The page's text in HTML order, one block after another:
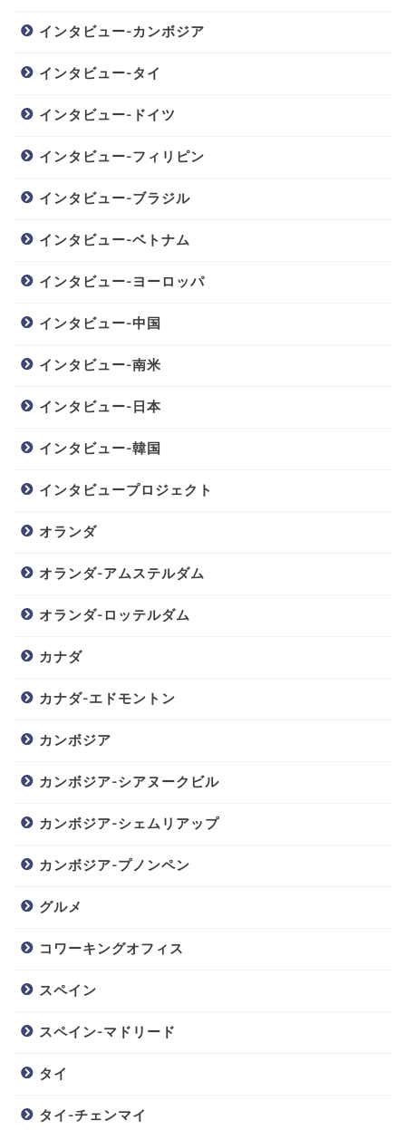
インタビュー-カンボジア
インタビュー-タイ
インタビュー-ドイツ
インタビュー-フィリピン
インタビュー-ブラジル
インタビュー-ベトナム
インタビュー-ヨーロッパ
インタビュー-中国
インタビュー-南米
インタビュー-日本
インタビュー-韓国
インタビュープロジェクト
オランダ
オランダ-アムステルダム
オランダ-ロッテルダム
カナダ
カナダ-エドモントン
カンボジア
カンボジア-シアヌークビル
カンボジア-シェムリアップ
カンボジア-プノンペン
グルメ
コワーキングオフィス
スペイン
スペイン-マドリード
タイ
タイ-チェンマイ